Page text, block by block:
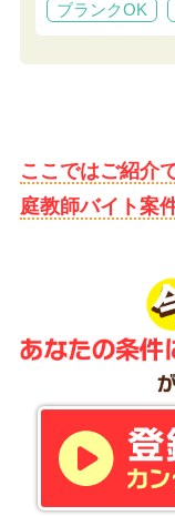
ブランクOK
ここではご紹介
庭教師バイト案